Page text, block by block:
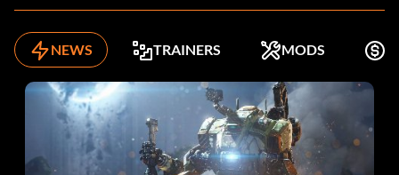
NEWS TRAINERS MODS